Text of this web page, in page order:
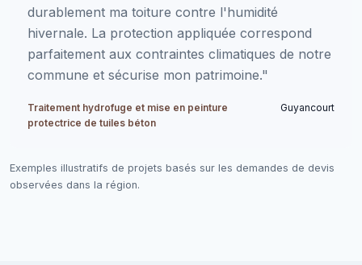
durablement ma toiture contre l'humidité
hivernale. La protection appliquée correspond
parfaitement aux contraintes climatiques de notre
commune et sécurise mon patrimoine."
Traitement hydrofuge et mise en peinture
protectrice de tuiles béton
Guyancourt
Exemples illustratifs de projets basés sur les demandes de devis
observées dans la région.